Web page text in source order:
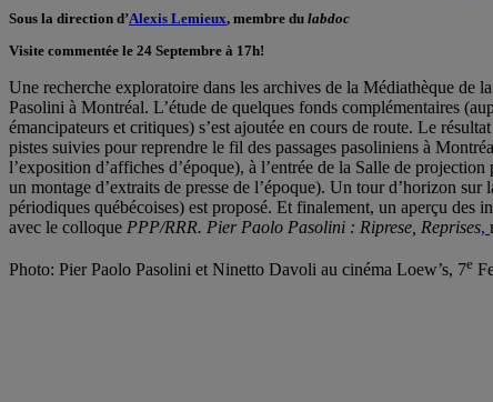
Sous la direction d’Alexis Lemieux, membre du labdoc
Visite commentée le 24 Septembre à 17h!
Une recherche exploratoire dans les archives de la Médiathèque de
Pasolini à Montréal. L’étude de quelques fonds complémentaires
émancipateurs et critiques) s’est ajoutée en cours de route. Le
pistes suivies pour reprendre le fil des passages pasoliniens à
l’exposition d’affiches d’époque), à l’entrée de la Salle de
un montage d’extraits de presse de l’époque). Un tour d’horizon
périodiques québécoises) est proposé. Et finalement, un aperçu des
avec le colloque PPP/RRR. Pier Paolo Pasolini : Riprese, Reprises,
Photo: Pier Paolo Pasolini et Ninetto Davoli au cinéma Loew’s, 7e